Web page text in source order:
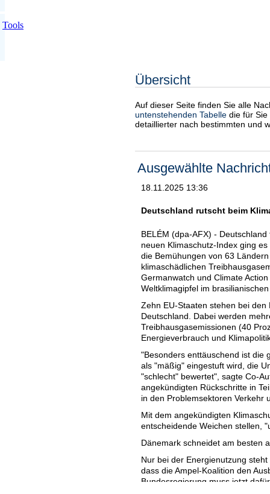
Tools
Übersicht
Auf dieser Seite finden Sie alle
untenstehenden Tabelle die für
detaillierter nach bestimmten und
Ausgewählte
18.11.2025 13:36
Deutschland rutscht beim
BELÉM (dpa-AFX) -
neuen Klimaschutz-Index ging
die Bemühungen von 63
klimaschädlichen
Germanwatch und Climate
Weltklimagipfel im
Zehn EU-Staaten stehen bei
Deutschland. Dabei werden
Treibhausgasemissionen (40
Energieverbrauch und
"Besonders enttäuschend ist die
als "mäßig" eingestuft wird, die
"schlecht" bewertet", sagte Co-
angekündigten Rückschritte in
in den Problemsektoren Verkehr
Mit dem angekündigten
entscheidende Weichen stellen,
Dänemark schneidet am besten
Nur bei der Energienutzung
dass die Ampel-Koalition den
Bundesregierung muss jetzt